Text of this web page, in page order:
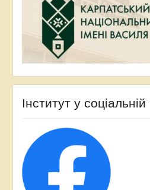
Інститут у